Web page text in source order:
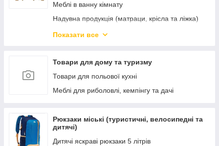
Меблі в ванну кімнату
Надувна продукція (матраци, крісла та ліжка)
Новорічний товар
Меблі для вітальні
Меблі для кухні та їдальні
Меблі для офісу та дому
Меблі для зберігання речей
Підлогові і настінні дзеркала
Показати все
Товари для дому та туризму
Товари для польової кухні
Меблі для риболовлі, кемпінгу та дачі
Рюкзаки міські (туристичні, велосипедні та
дитячі)
Дитячі яскраві рюкзаки 5 літрів